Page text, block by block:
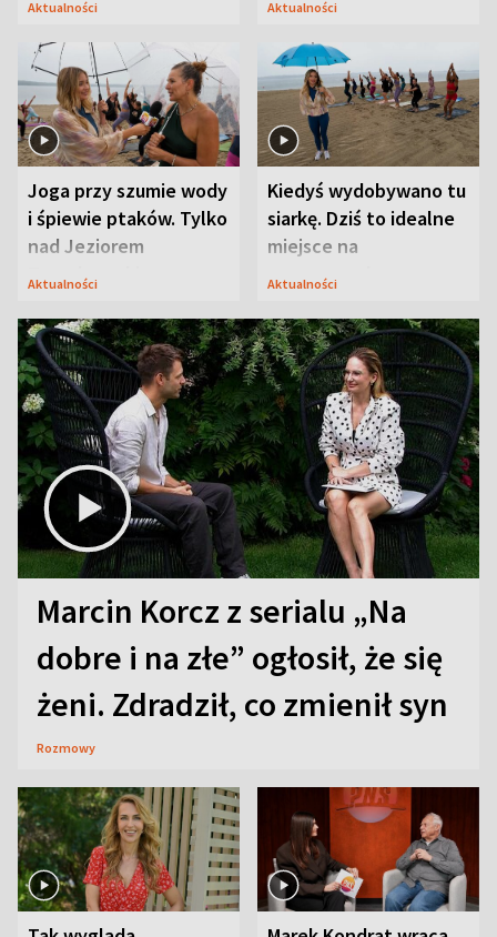
Aktualności Aktualności
Joga przy szumie wody
i śpiewie ptaków. Tylko
nad Jeziorem
Tarnobrzeskim
Aktualności
Kiedyś wydobywano tu
siarkę. Dziś to idealne
miejsce na
wypoczynek
Aktualności
Marcin Korcz z serialu „Na
dobre i na złe” ogłosił, że się
żeni. Zdradził, co zmienił syn
Rozmowy